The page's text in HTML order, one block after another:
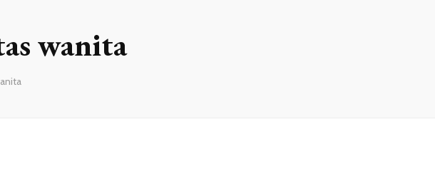
wanita